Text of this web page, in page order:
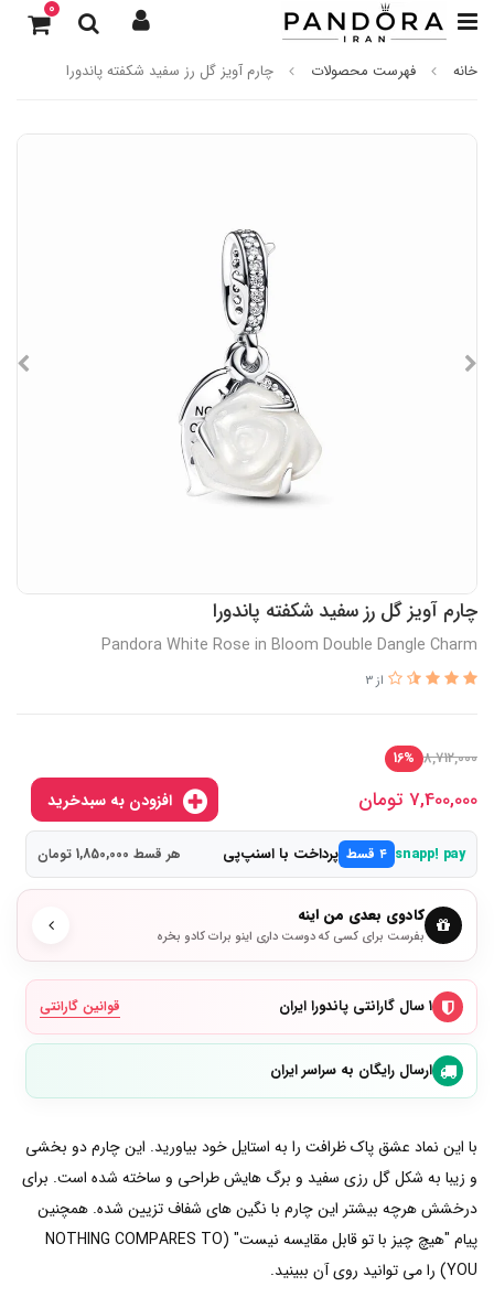
0
خانه فهرست محصولات چارم آویز گل رز سفید شکفته پاندورا
چارم آویز گل رز سفید شکفته پاندورا
Pandora White Rose in Bloom Double Dangle Charm
از 3
8,712,000
16%
7,400,000 تومان
snapp! pay ۴ قسط پرداخت با اسنپ‌پی هر قسط 1,850,000 تومان
کادوی بعدی من اینه
بفرست برای کسی که دوست داری اینو برات کادو بخره
۱ سال گارانتی پاندورا ایران قوانین گارانتی
ارسال رایگان به سراسر ایران
با این نماد عشق پاک ظرافت را به استایل خود بیاورید. این چارم دو بخشی
و زیبا به شکل گل رزی سفید و برگ هایش طراحی و ساخته شده است. برای
درخشش هرچه بیشتر این چارم با نگین های شفاف تزیین شده. همچنین
پیام "هیچ چیز با تو قابل مقایسه نیست" (NOTHING COMPARES TO
YOU) را می توانید روی آن ببینید.